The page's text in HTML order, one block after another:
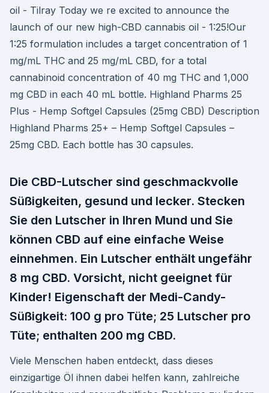
oil - Tilray Today we re excited to announce the
launch of our new high-CBD cannabis oil - 1:25!Our
1:25 formulation includes a target concentration of 1
mg/mL THC and 25 mg/mL CBD, for a total
cannabinoid concentration of 40 mg THC and 1,000
mg CBD in each 40 mL bottle. Highland Pharms 25
Plus - Hemp Softgel Capsules (25mg CBD) Description
Highland Pharms 25+ – Hemp Softgel Capsules –
25mg CBD. Each bottle has 30 capsules.
Die CBD-Lutscher sind geschmackvolle
Süßigkeiten, gesund und lecker. Stecken
Sie den Lutscher in Ihren Mund und Sie
können CBD auf eine einfache Weise
einnehmen. Ein Lutscher enthält ungefähr
8 mg CBD. Vorsicht, nicht geeignet für
Kinder! Eigenschaft der Medi-Candy-
Süßigkeit: 100 g pro Tüte; 25 Lutscher pro
Tüte; enthalten 200 mg CBD.
Viele Menschen haben entdeckt, dass dieses
einzigartige Öl ihnen dabei helfen kann, zahlreiche